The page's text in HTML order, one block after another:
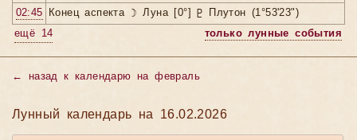
02:45 Конец аспекта ☽ Луна [0°] ♇ Плутон (1°53'23")
ещё 14
только лунные события
← назад к календарю на февраль
Лунный календарь на 16.02.2026